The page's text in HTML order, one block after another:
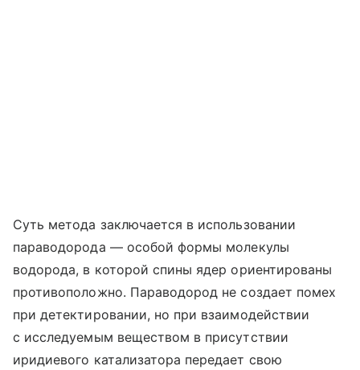
Суть метода заключается в использовании
параводорода — особой формы молекулы
водорода, в которой спины ядер ориентированы
противоположно. Параводород не создает помех
при детектировании, но при взаимодействии
с исследуемым веществом в присутствии
иридиевого катализатора передает свою